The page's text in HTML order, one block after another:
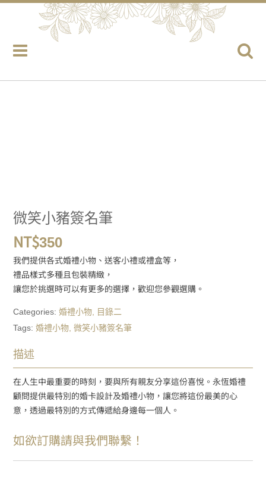
微笑小豬簽名筆
NT$350
我們提供各式婚禮小物、送客小禮或禮盒等，
禮品樣式多種且包裝精緻，
讓您於挑選時可以有更多的選擇，歡迎您參觀選購。
Categories:婚禮小物
目錄二
Tags:婚禮小物 微笑小豬簽名筆
描述
在人生中最重要的時刻，要與所有親友分享這份喜悅。永恆婚禮
顧問提供最特別的婚卡設計及婚禮小物，讓您將這份最美的心
意，透過最特別的方式傳遞給身邊每一個人。
如欲訂購請與我們聯繫！